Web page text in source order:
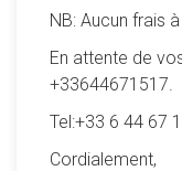
NB: Aucun frais
En attente de
+33644671517.
Tel:+33 6 44 67
Cordialement,